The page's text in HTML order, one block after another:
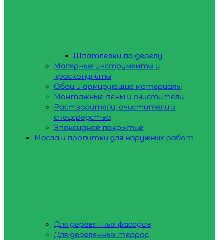
Шпатлевки по дереву
Малярные инструменты и
краскопульты
Обои и армирующие материалы
Монтажные пены и очистители
Растворители, очистители и
спецсредства
Эпоксидное покрытие
Масла и пропитки для наружных работ
Для деревянных фасадов
Для деревянных террас